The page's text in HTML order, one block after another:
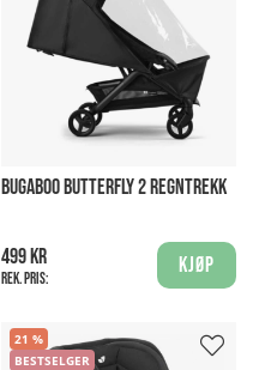
BUGABOO BUTTERFLY 2 REGNTREKK
499 kr
Rek. pris:
Kjøp
21
BESTSELGER